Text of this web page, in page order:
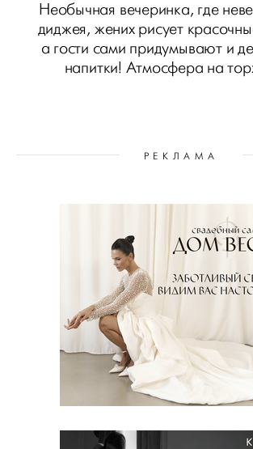
Необычная вечеринка, где
диджея, жених рисует
а гости сами придумывают и
напитки! Атмосфера на
РЕКЛАМА